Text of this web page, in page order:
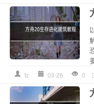
fz 03-26 0